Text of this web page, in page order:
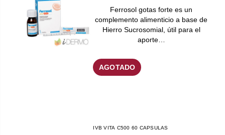
Ferrosol gotas forte es un
complemento alimenticio a base de
Hierro Sucrosomial, útil para el
aporte…
AGOTADO
IVB VITA C500 60 CAPSULAS